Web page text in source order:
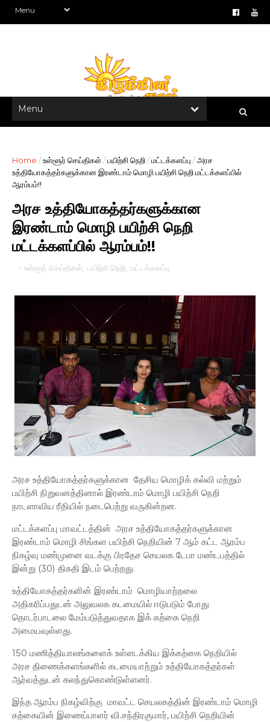
Home /உள்ளூர் செய்திகள்/பயிற்சி நெறி /மட்டக்களப்பு /அரச
உத்தியோகத்தர்களுக்கான இரண்டாம் மொழி பயிற்சி நெறி மட்டக்களப்பில்
ஆரம்பம்!!
அரச உத்தியோகத்தர்களுக்கான
இரண்டாம் மொழி பயிற்சி நெறி
மட்டக்களப்பில் ஆரம்பம்!!
- உள்ளூர் செய்திகள் பயிற்சி நெறி மட்டக்களப்பு
அரச உத்தியோகத்தர்களுக்கான தேசிய மொழிக் கல்வி மற்றும்
பயிற்சி நிறுவனத்தினால் இரண்டாம் மொழி பயிற்சி நெறி
நாடளாவிய ரீதியில் நடைபெற்று வருகின்றன.
மட்டக்களப்பு மாவட்டத்தின் அரச உத்தியோகத்தர்களுக்கான
இரண்டாம் மொழி சிங்கள பயிற்சி நெறியின் 7 ஆம் கட்ட ஆரம்ப
நிகழ்வு மண்முனை வடக்கு பிரதேச செயலக டேபா மண்டபத்தில்
இன்று (30) திகதி இடம் பெற்றது.
உத்தியோகத்தர்களின் இரண்டாம் மொழியாற்றலை
அதிகரிப்பதுடன் அலுவலக கடமையில் ஈடுபடும் போது
தொடர்பாடலை மேம்படுத்துவதாக இக் கற்கை நெறி
அமையவுள்ளது.
150 மணித்தியாலங்களைக் உள்ளடக்கிய இக்கற்கை நெறியில்
அரச திணைக்களங்களில் கடமையாற்றும் உத்தியோகத்தர்கள்
ஆர்வத்துடன் கலந்துகொண்டுள்ளனர்.
இந்த ஆரம்ப நிகழ்விற்கு மாவட்ட செயலகத்தின் இரண்டாம் மொழி
கற்கையின் இணைப்பாளர் வி.சந்திரகுமார், பயிற்சி நெறியின்